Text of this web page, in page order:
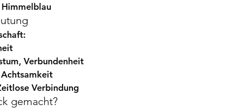
Verbundenheit
Verbindung
gemacht?